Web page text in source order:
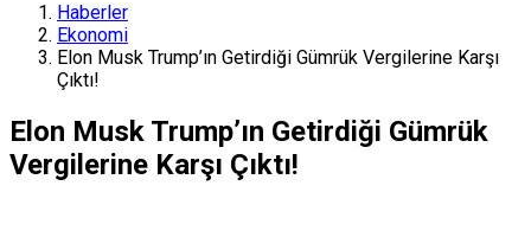
Haberler
Ekonomi
Elon Musk Trump’ın Getirdiği Gümrük Vergilerine Karşı
Çıktı!
Elon Musk Trump’ın Getirdiği Gümrük
Vergilerine Karşı Çıktı!